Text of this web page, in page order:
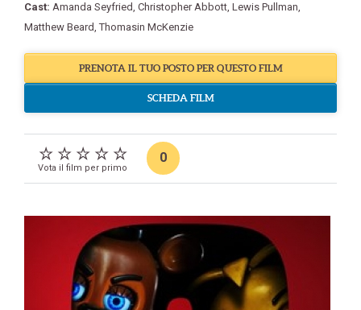
Cast: Amanda Seyfried, Christopher Abbott, Lewis Pullman,
Matthew Beard,Thomasin McKenzie
PRENOTA IL TUO POSTO PER QUESTO FILM
SCHEDA FILM
Vota il film per primo
0